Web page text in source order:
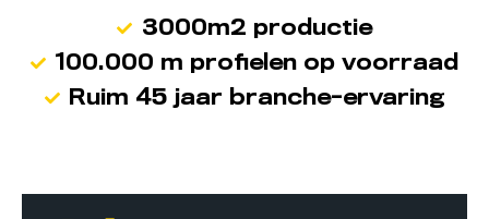
3000m2 productie
100.000 m profielen op voorraad
Ruim 45 jaar branche-ervaring